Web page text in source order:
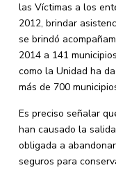
las Víctimas a los
2012, brindar
se brindó
2014 a 141
como la Unidad ha
más de 700
Es preciso señalar
han causado la
obligada a
seguros para